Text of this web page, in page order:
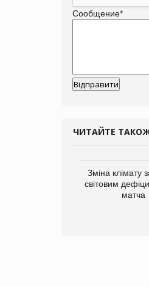
Сообщение*
ЧИТАЙТЕ
Зміна клімату
світовим
матча